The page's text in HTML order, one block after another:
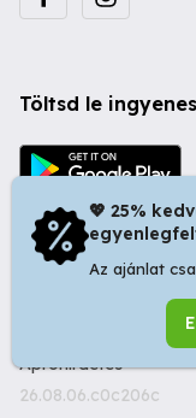
Töltsd le
© 2026 Startapró
410346, Romania |
Apróhirdetés
26.08.06.c0c206c
💖 25%
Az ajánlat